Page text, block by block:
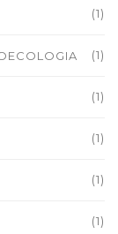
(1)
(1)
(1)
(1)
(1)
(1)